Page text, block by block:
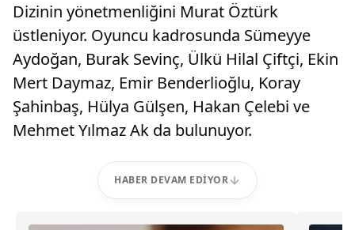
Dizinin yönetmenliğini Murat Öztürk
üstleniyor. Oyuncu kadrosunda Sümeyye
Aydoğan, Burak Sevinç, Ülkü Hilal Çiftçi, Ekin
Mert Daymaz, Emir Benderlioğlu, Koray
Şahinbaş, Hülya Gülşen, Hakan Çelebi ve
Mehmet Yılmaz Ak da bulunuyor.
HABER DEVAM EDIYOR